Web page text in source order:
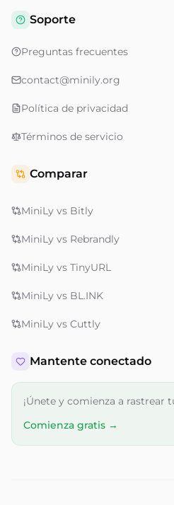
Soporte
Preguntas frecuentes
contact@minily.org
Política de privacidad
Términos de servicio
Comparar
MiniLy vs Bitly
MiniLy vs Rebrandly
MiniLy vs TinyURL
MiniLy vs BL.INK
MiniLy vs Cuttly
Mantente conectado
¡Únete y comienza a rastrear
Comienza gratis →